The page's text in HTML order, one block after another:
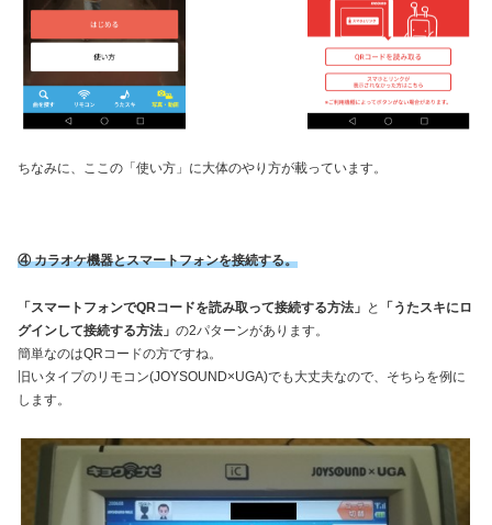
ちなみに、ここの「使い方」に大体のやり方が載っています。
④ カラオケ機器とスマートフォンを接続する。
「スマートフォンでQRコードを読み取って接続する方法」 と
「うたスキにロ
グインして接続する方法」 の2パターンがあります。
簡単なのはQRコードの方ですね。
旧いタイプのリモコン(JOYSOUND×UGA)でも大丈夫なので、そちらを例に
します。